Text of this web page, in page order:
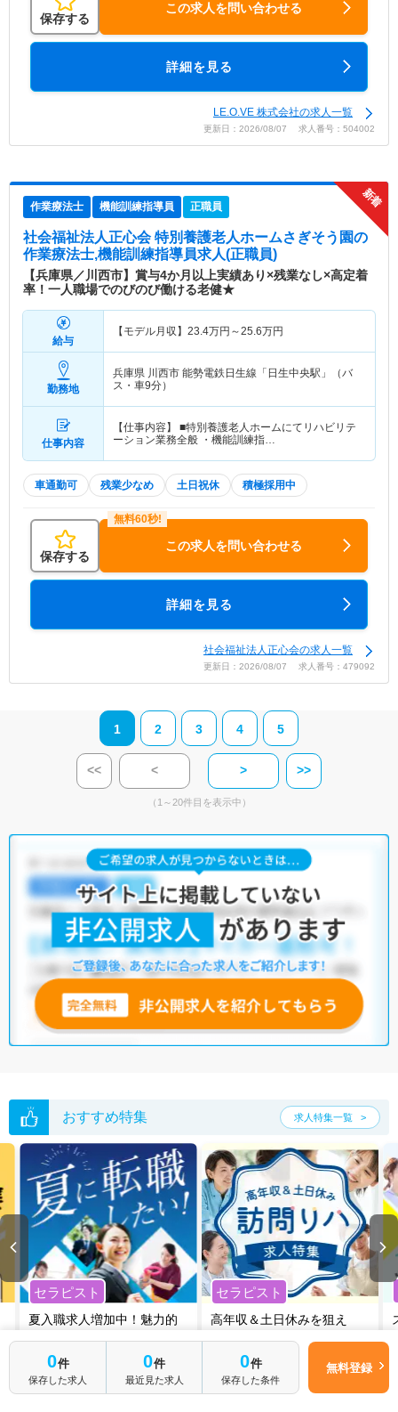
保存する
この求人を問い合わせる
詳細を見る
LE.O.VE 株式会社の求人一覧
更新日：2026/08/07 求人番号：504002
作業療法士 機能訓練指導員 正職員
社会福祉法人正心会 特別養護老人ホームさぎそう園の
作業療法士,機能訓練指導員求人(正職員)
【兵庫県／川西市】賞与4か月以上実績あり×残業なし×高定着
率！一人職場でのびのび働ける老健★
給与
【モデル月収】 23.4万円～25.6万円
勤務地
兵庫県 川西市 能勢電鉄日生線「日生中央駅」（バ
ス・車9分）
仕事内容
【仕事内容】 ■特別養護老人ホームにてリハビリテ
ーション業務全般 ・機能訓練指…
車通勤可 残業少なめ 土日祝休 積極採用中
保存する
この求人を問い合わせる
詳細を見る
社会福祉法人正心会の求人一覧
更新日：2026/08/07 求人番号：479092
1 2 3 4 5
<< < > >>
（1～20件目を表示中）
おすすめ特集 求人特集一覧
セラピスト
夏入職求人増加中！魅力的
の勝ちです！
セラピスト
高年収＆土日休みを狙え
ご紹介します！
0件
保存した求人
0件
最近見た求人
0件
保存した条件
無料登録